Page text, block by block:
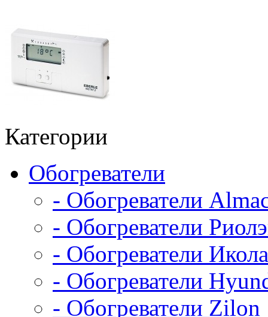
Категории
Обогреватели
- Обогреватели
- Обогреватели
- Обогреватели
- Обогреватели
- Обогреватели Zilon